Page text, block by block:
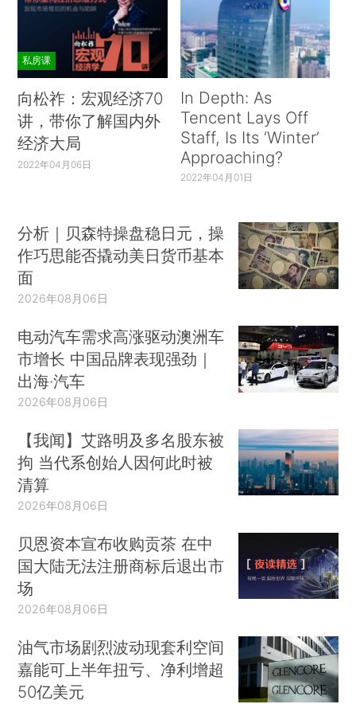
私房课
向松祚：宏观经济70
讲，带你了解国内外
经济大局
2022年04月06日
In Depth: As
Tencent Lays Off
Staff, Is Its ‘Winter’
Approaching?
2022年04月01日
分析｜贝森特操盘稳日元，操
作巧思能否撬动美日货币基本
面
2026年08月06日
电动汽车需求高涨驱动澳洲车
市增长 中国品牌表现强劲｜
出海·汽车
2026年08月06日
【我闻】艾路明及多名股东被
拘 当代系创始人因何此时被
清算
2026年08月06日
贝恩资本宣布收购贡茶 在中
国大陆无法注册商标后退出市
场
2026年08月06日
油气市场剧烈波动现套利空间
嘉能可上半年扭亏、净利增超
50亿美元